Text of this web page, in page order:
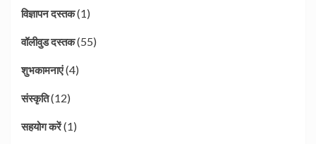
विज्ञापन दस्तक(1)
वॉलीवुड दस्तक(55)
शुभकामनाएं(4)
संस्कृति(12)
सहयोग करें(1)